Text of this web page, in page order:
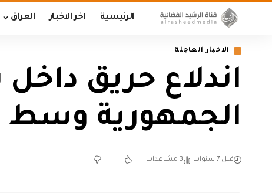
الرئيسية اخر الاخبار العراق
الاخبار العاجلة
اندلاع حريق
الجمهورية وسط
قبل 7 سنوات 3 مشاهدات